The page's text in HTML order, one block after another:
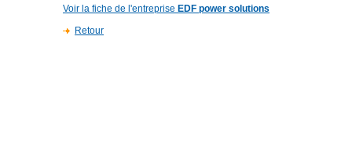
Voir la fiche de l'entreprise EDF power solutions
Retour